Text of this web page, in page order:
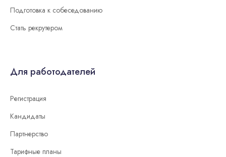
Подготовка к собеседованию
Стать рекрутером
Для работодателей
Регистрация
Кандидаты
Партнерство
Тарифные планы